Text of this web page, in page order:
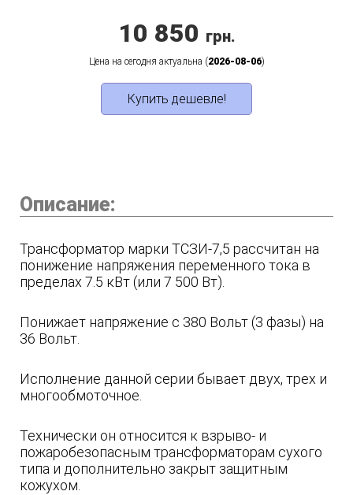
10 850 грн.
Цена на сегодня актуальна (2026-08-06)
Купить дешевле!
Описание:
Трансформатор марки ТСЗИ-7,5 рассчитан на
понижение напряжения переменного тока в
пределах 7.5 кВт (или 7 500 Вт).
Понижает напряжение с 380 Вольт (3 фазы) на
36 Вольт.
Исполнение данной серии бывает двух, трех и
многообмоточное.
Технически он относится к взрыво- и
пожаробезопасным трансформаторам сухого
типа и дополнительно закрыт защитным
кожухом.